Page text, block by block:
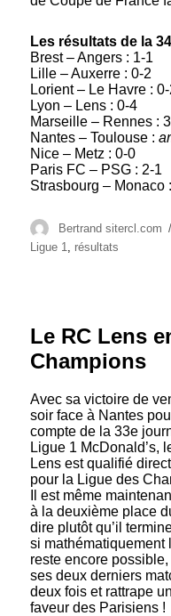
Les résultats de la
Brest – Angers : 1-1
Lille – Auxerre : 0-2
Lorient – Le Havre :
Lyon – Lens : 0-4
Marseille – Rennes :
Nantes – Toulouse :
Nice – Metz : 0-0
Paris FC – PSG : 2-1
Strasbourg – Monaco
Auteur
Bertrand sitercl.com
Ligue 1, résultats
Le RC Lens
Champions
Avec sa victoire de
soir face à Nantes
compte de la 33e
Ligue 1 McDonald’s,
Lens est qualifié
pour la Ligue des
Il est même
à la deuxième place
dire plutôt qu’il
si mathématiquement
reste encore
ses deux derniers
deux fois et rattrape
faveur des Parisiens !